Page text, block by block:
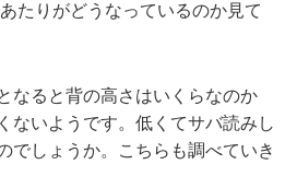
たりがどうなっているのか見て
なると背の高さはいくらなのか
ないようです。低くてサバ読みし
でしょうか。こちらも調べていき